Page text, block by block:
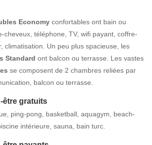
Economy confortables ont bain ou
cheveux, téléphone, TV, wifi payant, coffre-
climatisation. Un peu plus spacieuse, les
Standard ont balcon ou terrasse. Les vastes
se composent de 2 chambres reliées par
balcon ou terrasse.
être gratuits
ping-pong, basketball, aquagym, beach-
intérieure, sauna, bain turc.